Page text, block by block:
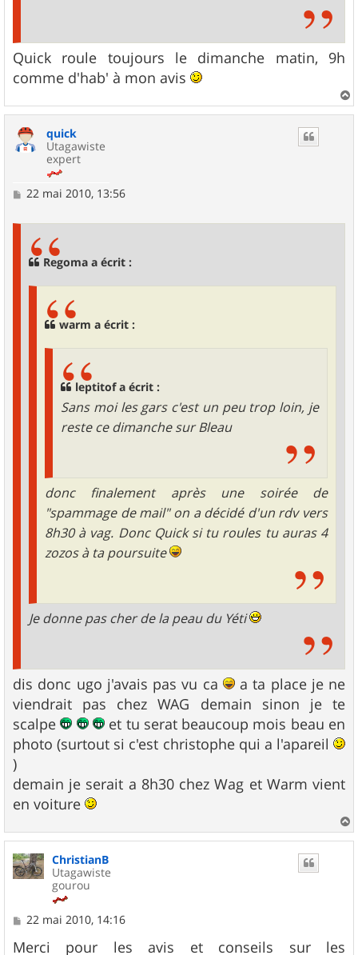
Quick roule toujours le dimanche matin, 9h
comme d'hab' à mon avis
a
quick
Utagawiste
expert
M
22 mai 2010, 13:56
Regoma a écrit :
warm a écrit :
leptitof a écrit :
Sans moi les gars c'est un peu trop loin, je
reste ce dimanche sur Bleau
donc finalement après une soirée de
"spammage de mail" on a décidé d'un rdv vers
8h30 à vag. Donc Quick si tu roules tu auras 4
zozos à ta poursuite
Je donne pas cher de la peau du Yéti
dis donc ugo j'avais pas vu ca
a ta place je ne
viendrait pas chez WAG demain sinon je te
scalpe
et tu serat beaucoup mois beau en
photo (surtout si c'est christophe qui a l'apareil
)
demain je serait a 8h30 chez Wag et Warm vient
en voiture
a
ChristianB
Utagawiste
gourou
M
s
22 mai 2010, 14:16
Merci pour les avis et conseils sur les